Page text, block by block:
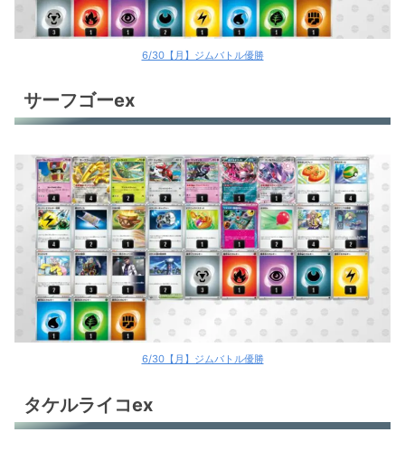
6/30【月】ジムバトル優勝
サーフゴーex
6/30【月】ジムバトル優勝
タケルライコex